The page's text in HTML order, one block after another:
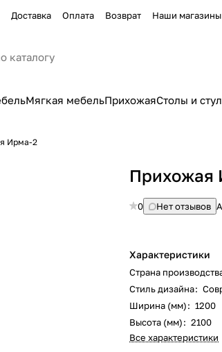
Доставка Оплата Возврат Наши магазины
Мягкая мебельПрихожаяСтолы и
Ирма-2
Прихожая
0 Нет отзывов
Характеристики
Страна
Стиль дизайна:
Ширина (мм): 1200
Высота (мм): 2100
Все характеристики